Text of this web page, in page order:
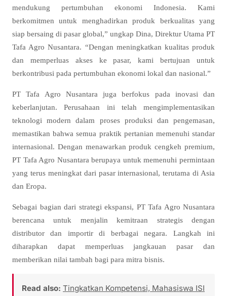
mendukung pertumbuhan ekonomi Indonesia. Kami
berkomitmen untuk menghadirkan produk berkualitas yang
siap bersaing di pasar global,” ungkap Dina, Direktur Utama PT
Tafa Agro Nusantara. “Dengan meningkatkan kualitas produk
dan memperluas akses ke pasar, kami bertujuan untuk
berkontribusi pada pertumbuhan ekonomi lokal dan nasional.”
PT Tafa Agro Nusantara juga berfokus pada inovasi dan
keberlanjutan. Perusahaan ini telah mengimplementasikan
teknologi modern dalam proses produksi dan pengemasan,
memastikan bahwa semua praktik pertanian memenuhi standar
internasional. Dengan menawarkan produk cengkeh premium,
PT Tafa Agro Nusantara berupaya untuk memenuhi permintaan
yang terus meningkat dari pasar internasional, terutama di Asia
dan Eropa.
Sebagai bagian dari strategi ekspansi, PT Tafa Agro Nusantara
berencana untuk menjalin kemitraan strategis dengan
distributor dan importir di berbagai negara. Langkah ini
diharapkan dapat memperluas jangkauan pasar dan
memberikan nilai tambah bagi para mitra bisnis.
Read also: Tingkatkan Kompetensi, Mahasiswa ISI